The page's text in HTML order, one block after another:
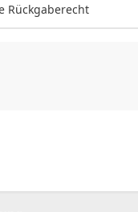
Rückgaberecht